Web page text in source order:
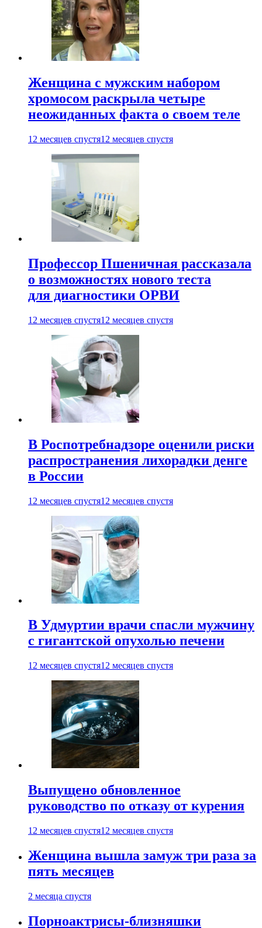
Женщина с мужским набором
хромосом раскрыла четыре
неожиданных факта о своем теле
12 месяцев спустя12 месяцев спустя
Профессор Пшеничная рассказала
о возможностях нового теста
для диагностики ОРВИ
12 месяцев спустя12 месяцев спустя
В Роспотребнадзоре оценили риски
распространения лихорадки денге
в России
12 месяцев спустя12 месяцев спустя
В Удмуртии врачи спасли мужчину
с гигантской опухолью печени
12 месяцев спустя12 месяцев спустя
Выпущено обновленное
руководство по отказу от курения
12 месяцев спустя12 месяцев спустя
Женщина вышла замуж три раза за
пять месяцев
2 месяца спустя
Порноактрисы-близняшки